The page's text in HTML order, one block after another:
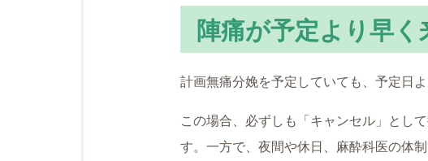
陣痛が予定より早
計画無痛分娩を予定していても、予定日
この場合、必ずしも「キャンセル」とし
す。一方で、夜間や休日、麻酔科医の体